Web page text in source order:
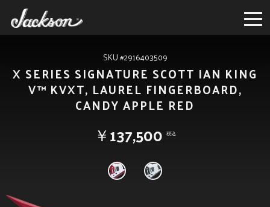
SKU #2916403509
X SERIES SIGNATURE SCOTT IAN KING
V™ KVXT, LAUREL FINGERBOARD,
CANDY APPLE RED
￥137,500 税込